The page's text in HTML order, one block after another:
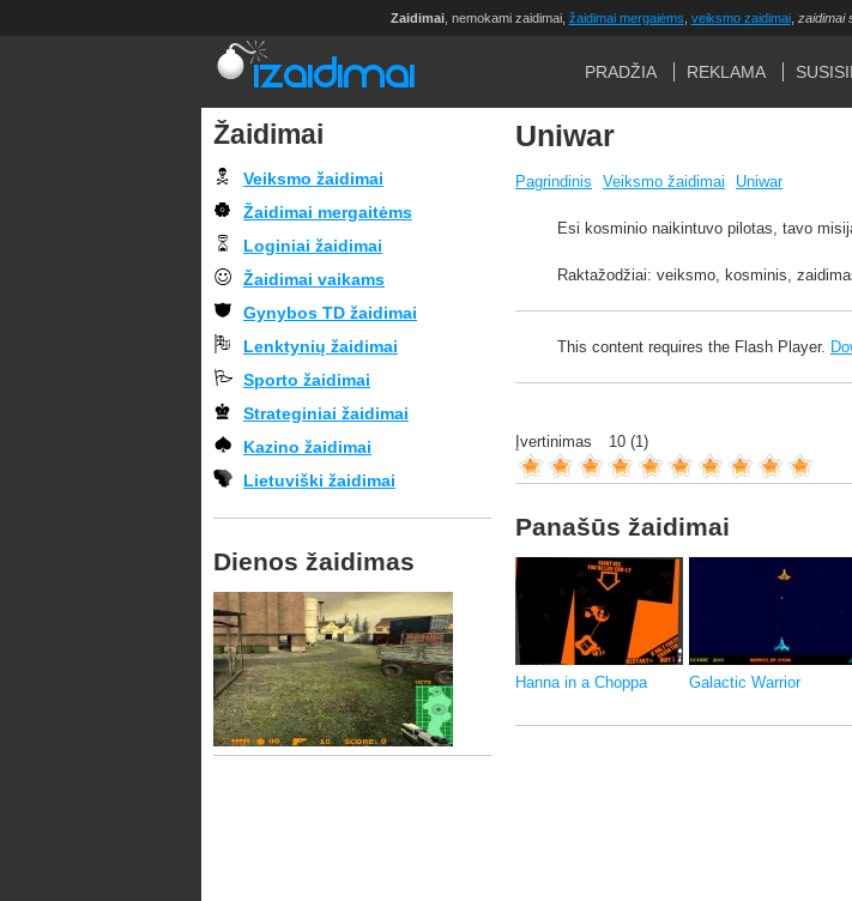
Zaidimai, nemokami zaidimai, žaidimai mergaiėms veiksmo zaidimai, zaidimai
PRADŽIA REKLAMA
Uniwar
Pagrindinis Veiksmo žaidimai Uniwar
Esi kosminio naikintuvo pilotas, tavo
Raktažodžiai: veiksmo, kosminis,
This content requires the Flash Player.
Įvertinimas 10 (1)
Panašūs žaidimai
Hanna in a Choppa Galactic Warrior
Žaidimai
Veiksmo žaidimai
Žaidimai mergaitėms
Loginiai žaidimai
Žaidimai vaikams
Gynybos TD žaidimai
Lenktynių žaidimai
Sporto žaidimai
Strateginiai žaidimai
Kazino žaidimai
Lietuviški žaidimai
Dienos žaidimas